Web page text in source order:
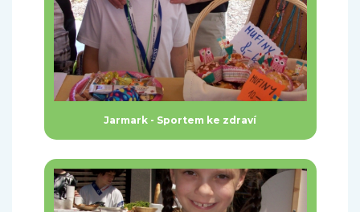
Jarmark - Sportem ke zdraví